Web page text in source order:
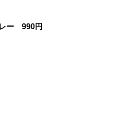
ー 990円